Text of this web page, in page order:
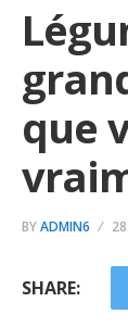
que
BYADMIN6
SHARE: